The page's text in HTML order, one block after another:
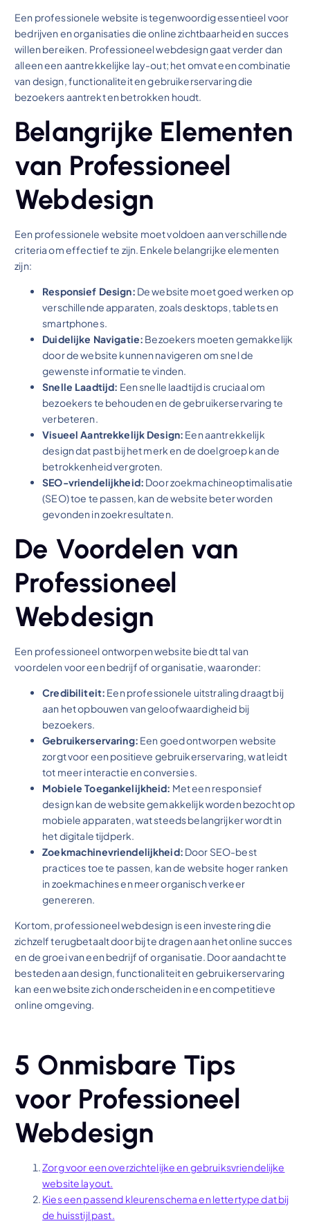
Een professionele website is tegenwoordig essentieel voor
bedrijven en organisaties die online zichtbaarheid en succes
willen bereiken. Professioneel webdesign gaat verder dan
alleen een aantrekkelijke lay-out; het omvat een combinatie
van design, functionaliteit en gebruikerservaring die
bezoekers aantrekt en betrokken houdt.
Belangrijke Elementen
van Professioneel
Webdesign
Een professionele website moet voldoen aan verschillende
criteria om effectief te zijn. Enkele belangrijke elementen
zijn:
Responsief Design: De website moet goed werken op
verschillende apparaten, zoals desktops, tablets en
smartphones.
Duidelijke Navigatie: Bezoekers moeten gemakkelijk
door de website kunnen navigeren om snel de
gewenste informatie te vinden.
Snelle Laadtijd: Een snelle laadtijd is cruciaal om
bezoekers te behouden en de gebruikerservaring te
verbeteren.
Visueel Aantrekkelijk Design: Een aantrekkelijk
design dat past bij het merk en de doelgroep kan de
betrokkenheid vergroten.
SEO-vriendelijkheid: Door zoekmachineoptimalisatie
(SEO) toe te passen, kan de website beter worden
gevonden in zoekresultaten.
De Voordelen van
Professioneel
Webdesign
Een professioneel ontworpen website biedt tal van
voordelen voor een bedrijf of organisatie, waaronder:
Credibiliteit: Een professionele uitstraling draagt bij
aan het opbouwen van geloofwaardigheid bij
bezoekers.
Gebruikerservaring: Een goed ontworpen website
zorgt voor een positieve gebruikerservaring, wat leidt
tot meer interactie en conversies.
Mobiele Toegankelijkheid: Met een responsief
design kan de website gemakkelijk worden bezocht op
mobiele apparaten, wat steeds belangrijker wordt in
het digitale tijdperk.
Zoekmachinevriendelijkheid: Door SEO-best
practices toe te passen, kan de website hoger ranken
in zoekmachines en meer organisch verkeer
genereren.
Kortom, professioneel webdesign is een investering die
zichzelf terugbetaalt door bij te dragen aan het online succes
en de groei van een bedrijf of organisatie. Door aandacht te
besteden aan design, functionaliteit en gebruikerservaring
kan een website zich onderscheiden in een competitieve
online omgeving.
5 Onmisbare Tips
voor Professioneel
Webdesign
Zorg voor een overzichtelijke en gebruiksvriendelijke
website layout.
Kies een passend kleurenschema en lettertype dat bij
de huisstijl past.